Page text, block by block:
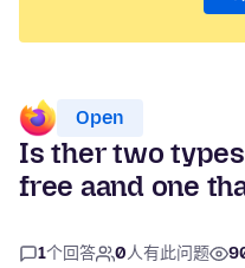
Open
Is ther two
free aand one
1个回答 0人有此问题